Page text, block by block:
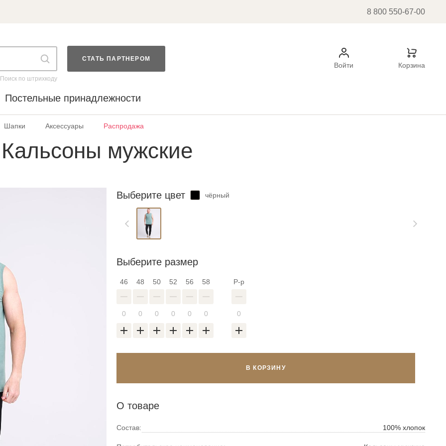
8 800 550-67-00
Поиск по штрихкоду
СТАТЬ ПАРТНЕРОМ
Войти Корзина
Постельные принадлежности
Шапки Аксессуары Распродажа
мужские
Выберите цвет чёрный
Выберите размер
46 48 50 52 56 58 Р-р
В КОРЗИНУ
О товаре
Состав: 100% хлопок
Войти в аккаунт
пароль
Введите код
новый список